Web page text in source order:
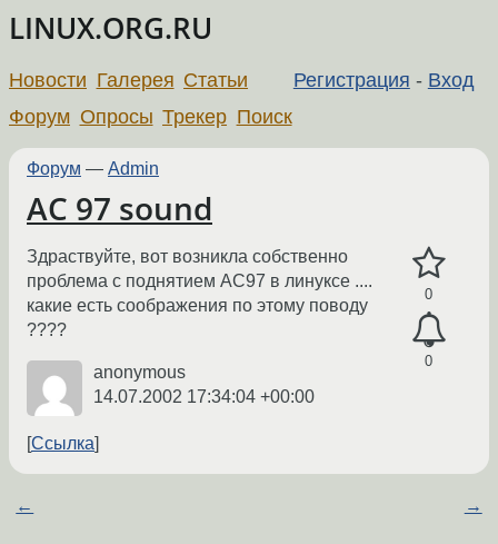
LINUX.ORG.RU
Регистрация - Вход
Новости Галерея Статьи
Форум Опросы Трекер Поиск
Форум — Admin
AC 97 sound
0
0
Здраствуйте, вот возникла собственно
проблема с поднятием AC97 в линуксе ....
какие есть соображения по этому поводу
????
anonymous
14.07.2002 17:34:04 +00:00
Ссылка
← →